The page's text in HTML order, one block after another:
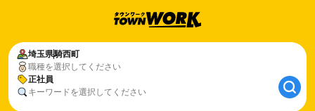
埼玉県騎西町
職種を選択してください
正社員
キーワードを選択してください